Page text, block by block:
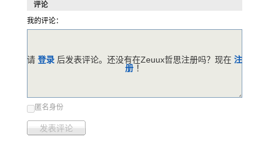
评论
我的评论：
匿名身份
发表评论
请 登录 后发表评论。还没有在Zeuux哲思注册吗？现在 注
册 ！